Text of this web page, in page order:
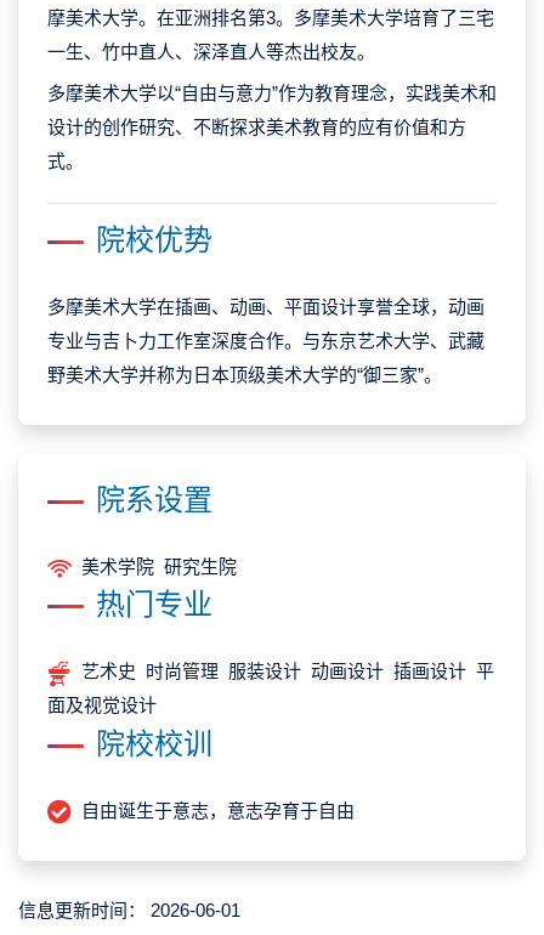
摩美术大学。在亚洲排名第3。多摩美术大学培育了三宅
一生、竹中直人、深泽直人等杰出校友。
多摩美术大学以“自由与意力”作为教育理念，实践美术和
设计的创作研究、不断探求美术教育的应有价值和方
式。
院校优势
多摩美术大学在插画、动画、平面设计享誉全球，动画
专业与吉卜力工作室深度合作。与东京艺术大学、武藏
野美术大学并称为日本顶级美术大学的“御三家”。
院系设置
美术学院 研究生院
热门专业
艺术史 时尚管理 服装设计 动画设计 插画设计 平
面及视觉设计
院校校训
自由诞生于意志，意志孕育于自由
信息更新时间： 2026-06-01